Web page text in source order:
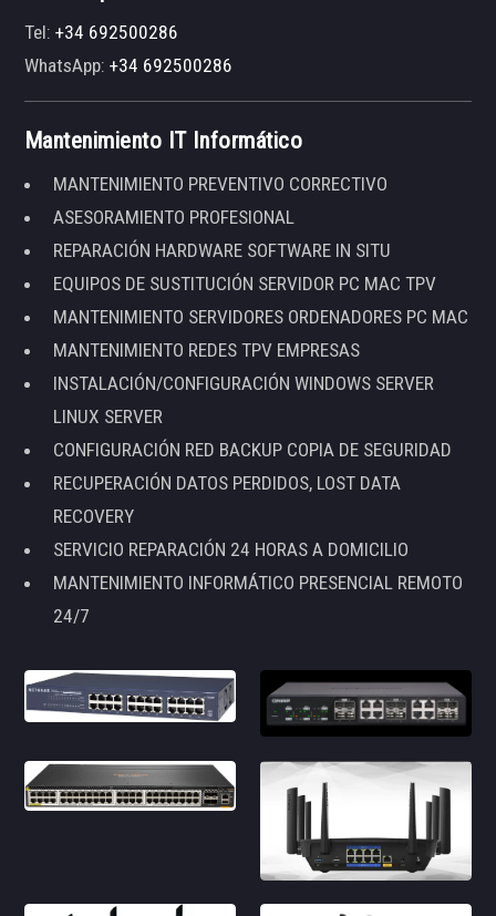
Tel:+34 692500286
WhatsApp:+34 692500286
Mantenimiento IT Informático
MANTENIMIENTO PREVENTIVO CORRECTIVO
ASESORAMIENTO PROFESIONAL
REPARACIÓN HARDWARE SOFTWARE IN SITU
EQUIPOS DE SUSTITUCIÓN SERVIDOR PC MAC TPV
MANTENIMIENTO SERVIDORES ORDENADORES PC MAC
MANTENIMIENTO REDES TPV EMPRESAS
INSTALACIÓN/CONFIGURACIÓN WINDOWS SERVER
LINUX SERVER
CONFIGURACIÓN RED BACKUP COPIA DE SEGURIDAD
RECUPERACIÓN DATOS PERDIDOS, LOST DATA
RECOVERY
SERVICIO REPARACIÓN 24 HORAS A DOMICILIO
MANTENIMIENTO INFORMÁTICO PRESENCIAL REMOTO
24/7